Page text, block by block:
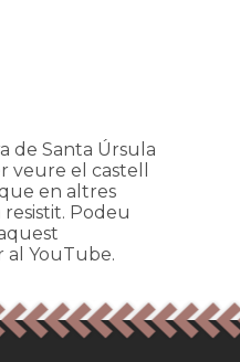
de Santa Úrsula
veure el castell
en altres
resistit. Podeu
al YouTube.